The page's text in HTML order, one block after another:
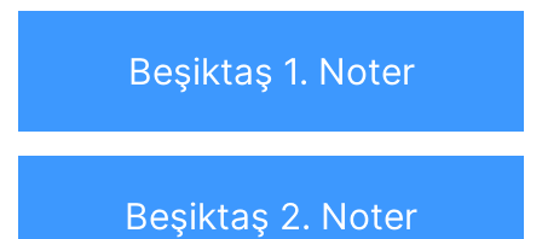
Beşiktaş 1. Noter
Beşiktaş 2. Noter